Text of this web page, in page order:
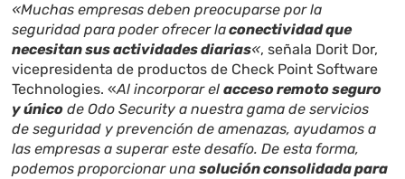
«Muchas empresas deben preocuparse por la
seguridad para poder ofrecer laconectividad que
necesitan sus actividades diarias«, señala Dorit Dor,
vicepresidenta de productos de Check Point Software
Technologies. «Al incorporar elacceso remoto seguro
y único de Odo Security a nuestra gama de servicios
de seguridad y prevención de amenazas, ayudamos a
las empresas a superar este desafío. De esta forma,
podemos proporcionar unasolución consolidada para